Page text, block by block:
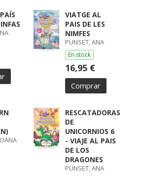
VIATGE AL
PAIS DE LES
NIMFES
PUNSET, ANA
En stock
16,95 €
Comprar
RESCATADORAS
DE
UNICORNIOS 6
- VIAJE AL PAIS
DE LOS
DRAGONES
PUNSET, ANA